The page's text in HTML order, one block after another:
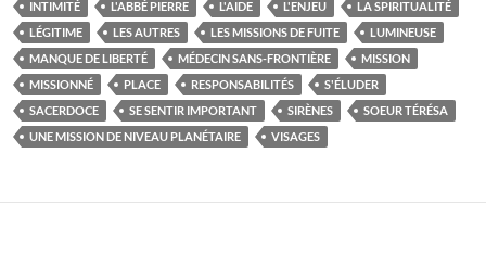
INTIMITÉ
L'ABBÉ PIERRE L'AIDE L'ENJEU
LA SPIRITUALITÉ
LÉGITIME
LES AUTRES LES MISSIONS DE FUITE
LUMINEUSE
MANQUE DE LIBERTÉ
MÉDECIN SANS-FRONTIÈRE
MISSION
MISSIONNÉ
PLACE RESPONSABILITÉS
S'ÉLUDER
SACERDOCE
SE SENTIR IMPORTANT SIRÈNES
SOEUR TÉRÉSA
UNE MISSION DE NIVEAU PLANÉTAIRE
VISAGES